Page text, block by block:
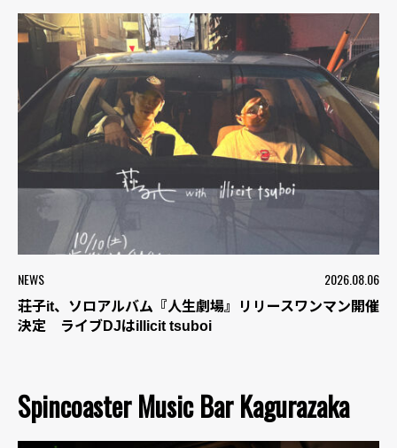
NEWS 2026.08.06
荘子it、ソロアルバム『人生劇場』リリースワンマン開催
決定 ライブDJはillicit tsuboi
Spincoaster Music Bar Kagurazaka